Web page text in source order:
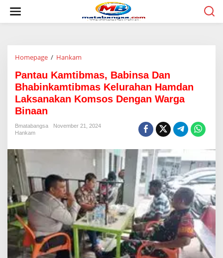
w
Homepage / Hankam
n
t
a
u
m
a
s
,
B
a
b
i
n
a
Pantau Kamtibmas, Babinsa Dan
Bhabinkamtibmas Kelurahan Hamdan
Laksanakan Komsos Dengan Warga
Binaan
Bmatabangsa
November 21, 2024
Hankam